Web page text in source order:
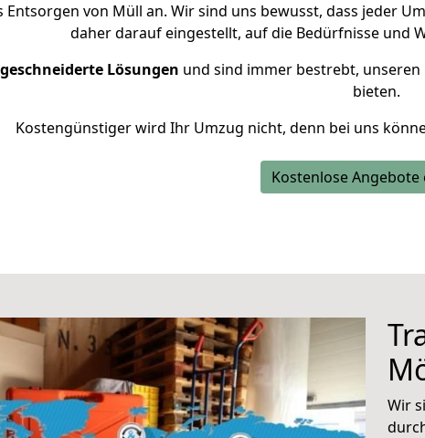
Entsorgen von Müll an. Wir sind uns bewusst, dass jeder
daher darauf eingestellt, auf die Bedürfnisse und
Lösungen und sind immer bestrebt, unseren
bieten.
Kostengünstiger wird Ihr Umzug nicht, denn bei uns
Kostenlose Angebote
Wir